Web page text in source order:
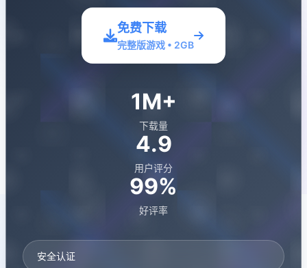
免费下载
完整版游戏 • 2GB
1M+
下载量
4.9
用户评分
99%
好评率
安全认证